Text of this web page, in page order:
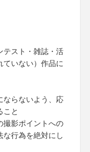
スト・雑誌・活
ていない）作品に
らないよう、応
こと
影ポイントへの
な行為を絶対にし